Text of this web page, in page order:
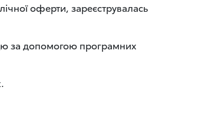
оферти, зареєструвалась
за допомогою програмних